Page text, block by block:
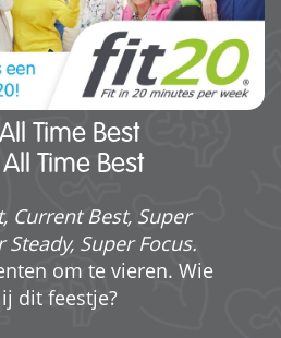
Time Best
Time Best
Current Best, Super
Steady, Super Focus.
om te vieren. Wie
dit feestje?